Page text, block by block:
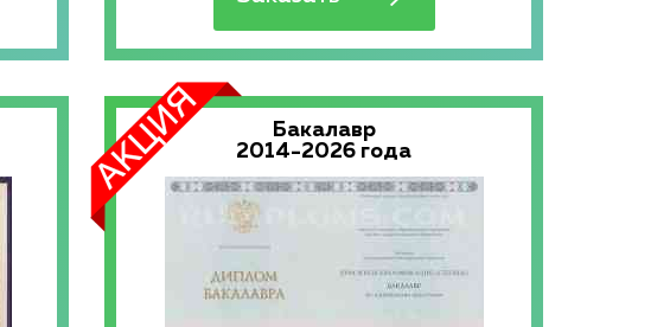
Бакалавр
2014-2026 года